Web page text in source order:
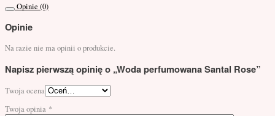
Opinie (0)
Opinie
Na razie nie ma opinii o produkcie.
Napisz pierwszą opinię o „Woda perfumowana Santal Rose”
Twoja ocena
Twoja opinia *